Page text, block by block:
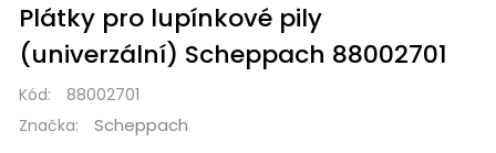
Plátky pro lupínkové pily
(univerzální) Scheppach 88002701
Kód:
88002701
Značka:
Scheppach